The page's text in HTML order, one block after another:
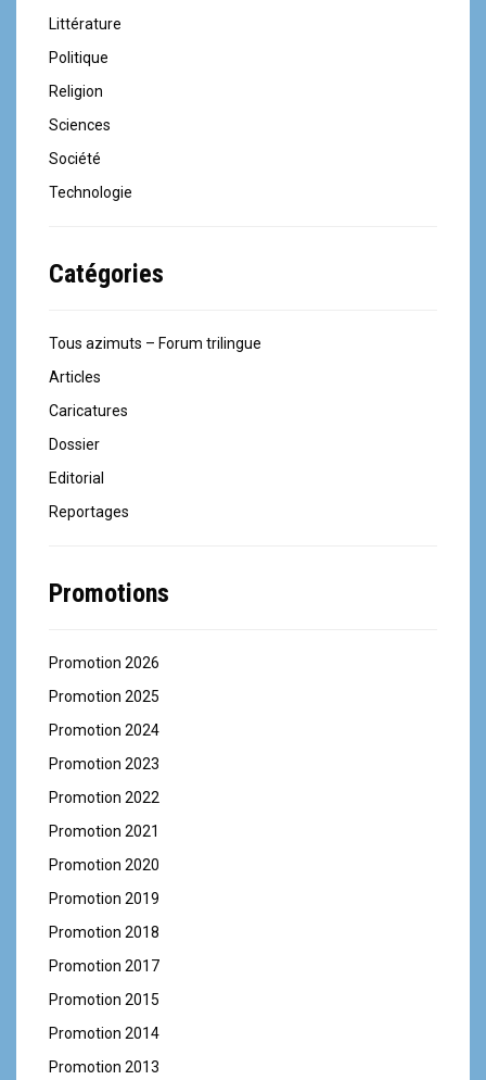
Littérature
Politique
Religion
Sciences
Société
Technologie
Catégories
Tous azimuts – Forum trilingue
Articles
Caricatures
Dossier
Editorial
Reportages
Promotions
Promotion 2026
Promotion 2025
Promotion 2024
Promotion 2023
Promotion 2022
Promotion 2021
Promotion 2020
Promotion 2019
Promotion 2018
Promotion 2017
Promotion 2015
Promotion 2014
Promotion 2013